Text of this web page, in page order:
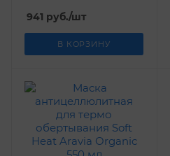
941 руб./шт
В КОРЗИНУ